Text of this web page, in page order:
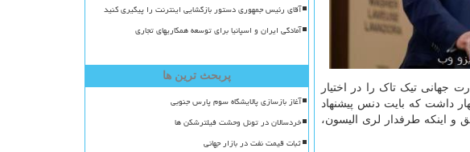
جهانی تیک تاک را در اختیار
داشت که بایت دنس پیشنهاد
به توافق و اینکه طرفدار لری الیسون،
آقای رئیس جمهوری دستور بازگشایی اینترنت را پیگیری کنید
آمادگی ایران و اسپانیا برای توسعه همکاریهای تجاری
پربحث ترین ها
آغاز بازسازی پالایشگاه سوم پارس جنوبی
خردسالان در تونل وحشت فیلترشکن ها
ثبات قیمت نفت در بازار جهانی